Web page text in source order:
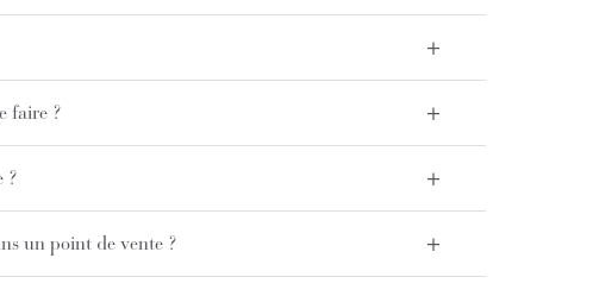
+
faire ? +
? +
un point de vente ? +